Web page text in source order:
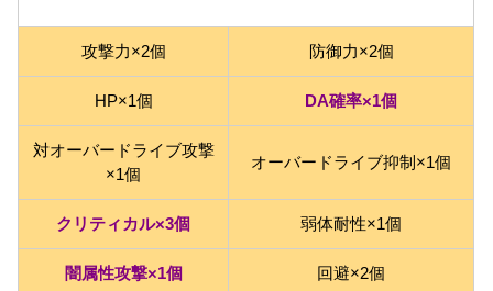
攻撃力×2個 防御力×2個
HP×1個 DA確率×1個
対オーバードライブ攻撃
×1個
オーバードライブ抑制×1個
クリティカル×3個 弱体耐性×1個
闇属性攻撃×1個 回避×2個